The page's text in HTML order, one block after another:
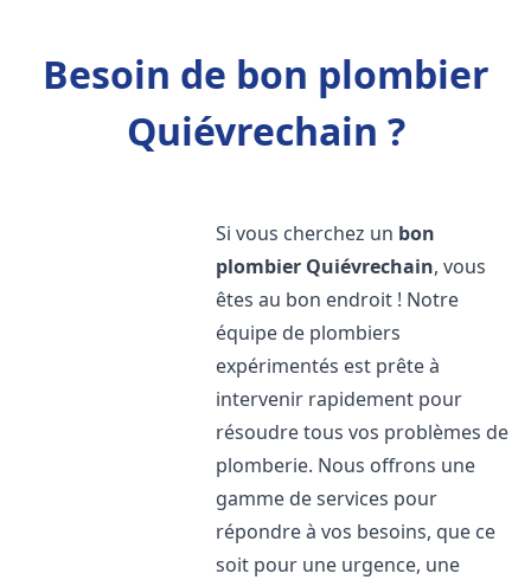
Besoin de bon plombier
Quiévrechain ?
Si vous cherchez un bon
plombier Quiévrechain, vous
êtes au bon endroit ! Notre
équipe de plombiers
expérimentés est prête à
intervenir rapidement pour
résoudre tous vos problèmes de
plomberie. Nous offrons une
gamme de services pour
répondre à vos besoins, que ce
soit pour une urgence, une